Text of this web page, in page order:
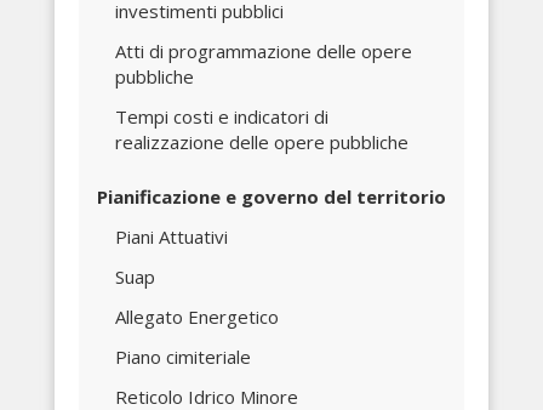
investimenti pubblici
Atti di programmazione delle opere
pubbliche
Tempi costi e indicatori di
realizzazione delle opere pubbliche
Pianificazione e governo del territorio
Piani Attuativi
Suap
Allegato Energetico
Piano cimiteriale
Reticolo Idrico Minore